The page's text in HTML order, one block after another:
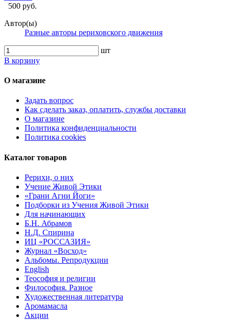
500 руб.
Автор(ы)
Разные авторы рериховского движения
шт
В корзину
О магазине
Задать вопрос
Как сделать заказ, оплатить, службы доставки
О магазине
Политика конфиденциальности
Политика cookies
Каталог товаров
Рерихи, о них
Учение Живой Этики
«Грани Агни Йоги»
Подборки из Учения Живой Этики
Для начинающих
Б.Н. Абрамов
Н.Д. Спирина
ИЦ «РОССАЗИЯ»
Журнал «Восход»
Альбомы. Репродукции
English
Теософия и религии
Философия. Разное
Художественная литература
Аромамасла
Акции